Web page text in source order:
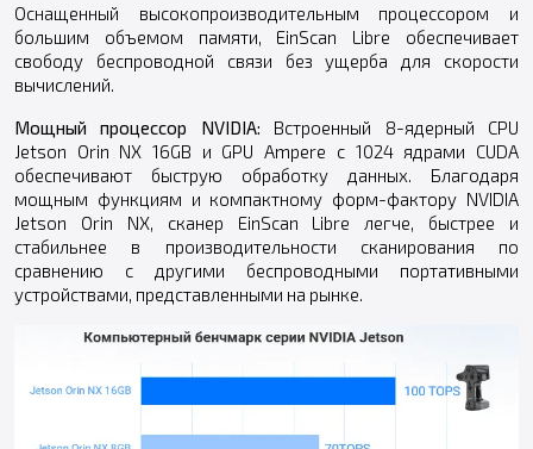
Оснащенный высокопроизводительным процессором и
большим объемом памяти, EinScan Libre обеспечивает
свободу беспроводной связи без ущерба для скорости
вычислений.
Мощный процессор NVIDIA: Встроенный 8-ядерный CPU
Jetson Orin NX 16GB и GPU Ampere с 1024 ядрами CUDA
обеспечивают быструю обработку данных. Благодаря
мощным функциям и компактному форм-фактору NVIDIA
Jetson Orin NX, сканер EinScan Libre легче, быстрее и
стабильнее в производительности сканирования по
сравнению с другими беспроводными портативными
устройствами, представленными на рынке.